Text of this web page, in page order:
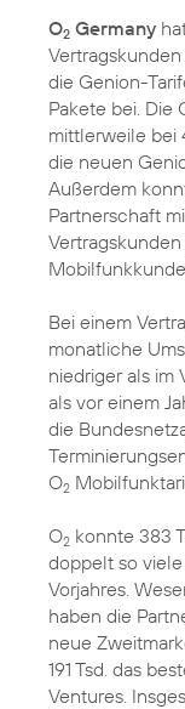
O2 Germany
die Genion-
Pakete bei. Die
mittlerweile bei
die neuen
Außerdem
Partnerschaft
Bei einem
monatliche
niedriger als im
als vor einem
die
O2
O2 konnte 383
doppelt so
Vorjahres.
haben die
neue
191 Tsd. das
Ventures.